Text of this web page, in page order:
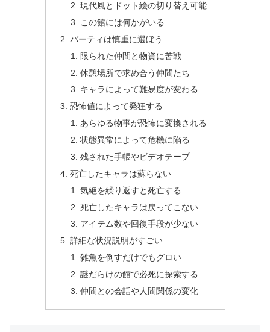
現代風とドット絵の切り替え可能
この館には何かがいる……
パーティは慎重に選ぼう
限られた仲間と物資に苦戦
休憩場所で求め合う仲間たち
キャラによって難易度が変わる
恐怖値によって発狂する
あらゆる物事が恐怖に変換される
状態異常によって危機に陥る
残された手帳やビデオテープ
死亡したキャラは蘇らない
気絶を繰り返すと死亡する
死亡したキャラは戻ってこない
アイテム数や回復手段が少ない
詳細な状況説明がすごい
雑魚を倒すだけでもグロい
謎だらけの館で必死に探索する
仲間との会話や人間関係の変化